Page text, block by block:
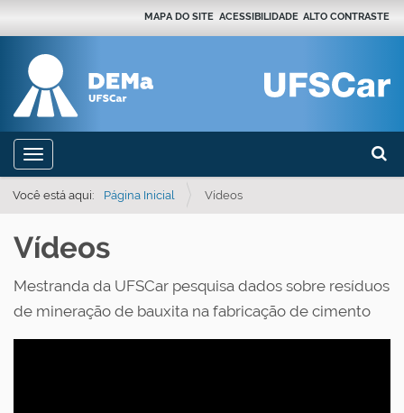
Busca
MAPA DO SITE ACESSIBILIDADE ALTO CONTRASTE
Toggle navigation
Você está aqui: Página Inicial Vídeos
Vídeos
Mestranda da UFSCar pesquisa dados sobre resíduos
de mineração de bauxita na fabricação de cimento